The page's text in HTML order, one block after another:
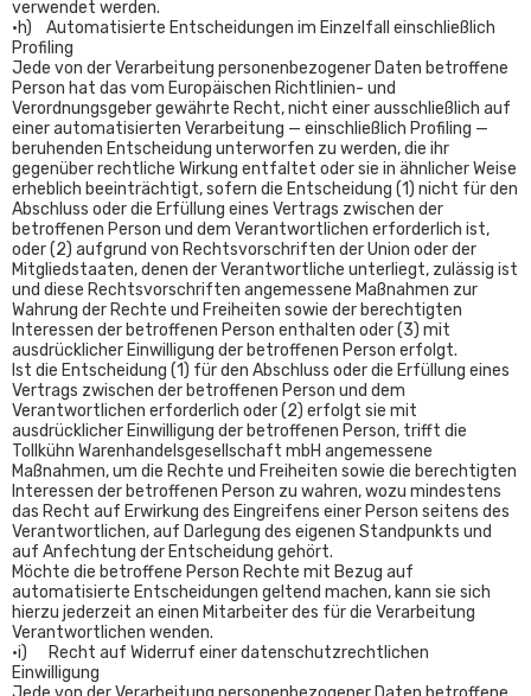
verwendet werden.
•h) Automatisierte Entscheidungen im Einzelfall einschließlich
Profiling
Jede von der Verarbeitung personenbezogener Daten betroffene
Person hat das vom Europäischen Richtlinien- und
Verordnungsgeber gewährte Recht, nicht einer ausschließlich auf
einer automatisierten Verarbeitung — einschließlich Profiling —
beruhenden Entscheidung unterworfen zu werden, die ihr
gegenüber rechtliche Wirkung entfaltet oder sie in ähnlicher Weise
erheblich beeinträchtigt, sofern die Entscheidung (1) nicht für den
Abschluss oder die Erfüllung eines Vertrags zwischen der
betroffenen Person und dem Verantwortlichen erforderlich ist,
oder (2) aufgrund von Rechtsvorschriften der Union oder der
Mitgliedstaaten, denen der Verantwortliche unterliegt, zulässig ist
und diese Rechtsvorschriften angemessene Maßnahmen zur
Wahrung der Rechte und Freiheiten sowie der berechtigten
Interessen der betroffenen Person enthalten oder (3) mit
ausdrücklicher Einwilligung der betroffenen Person erfolgt.
Ist die Entscheidung (1) für den Abschluss oder die Erfüllung eines
Vertrags zwischen der betroffenen Person und dem
Verantwortlichen erforderlich oder (2) erfolgt sie mit
ausdrücklicher Einwilligung der betroffenen Person, trifft die
Tollkühn Warenhandelsgesellschaft mbH angemessene
Maßnahmen, um die Rechte und Freiheiten sowie die berechtigten
Interessen der betroffenen Person zu wahren, wozu mindestens
das Recht auf Erwirkung des Eingreifens einer Person seitens des
Verantwortlichen, auf Darlegung des eigenen Standpunkts und
auf Anfechtung der Entscheidung gehört.
Möchte die betroffene Person Rechte mit Bezug auf
automatisierte Entscheidungen geltend machen, kann sie sich
hierzu jederzeit an einen Mitarbeiter des für die Verarbeitung
Verantwortlichen wenden.
•i) Recht auf Widerruf einer datenschutzrechtlichen
Einwilligung